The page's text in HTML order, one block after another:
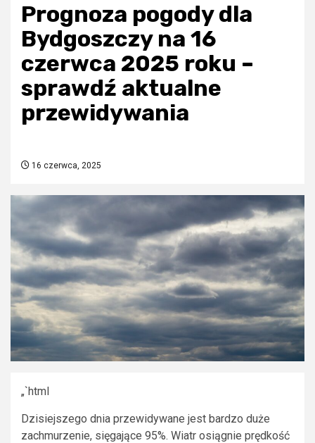
Prognoza pogody dla
Bydgoszczy na 16
czerwca 2025 roku –
sprawdź aktualne
przewidywania
16 czerwca, 2025
„`html
Dzisiejszego dnia przewidywane jest bardzo duże
zachmurzenie, sięgające 95%. Wiatr osiągnie prędkość